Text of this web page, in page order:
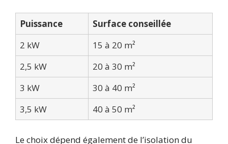
Puissance
Surface conseillée
2 kW
15 à 20 m²
2,5 kW
20 à 30 m²
3 kW
30 à 40 m²
3,5 kW
40 à 50 m²
Le choix dépend également de l’isolation du